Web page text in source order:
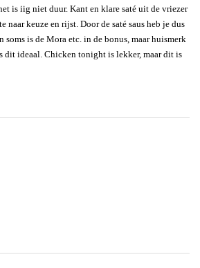
is iig niet duur. Kant en klare saté uit de vriezer
naar keuze en rijst. Door de saté saus heb je dus
soms is de Mora etc. in de bonus, maar huismerk
dit ideaal. Chicken tonight is lekker, maar dit is